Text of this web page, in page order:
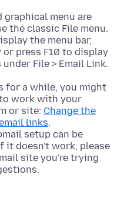
menu are
the classic File menu.
the menu bar,
press F10 to display
for a while, you might
work with your
or site: Change the
links.
setup can be
it doesn't work, please
site you're trying